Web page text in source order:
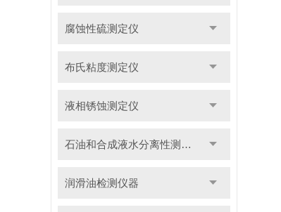
腐蚀性硫测定仪
布氏粘度测定仪
液相锈蚀测定仪
石油和合成液水分离性测定仪
润滑油检测仪器